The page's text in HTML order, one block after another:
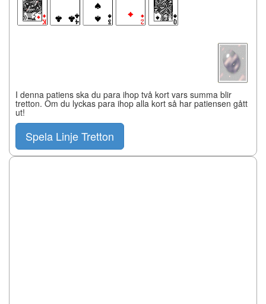
I denna patiens ska du para ihop två kort vars summa blir
tretton. Om du lyckas para ihop alla kort så har patiensen gått
ut!
Spela Linje Tretton